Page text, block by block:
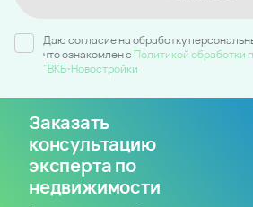
Даю согласие на обработку
что ознакомлен c Политикой
"ВКБ-Новостройки
Заказать
консультацию
эксперта по
недвижимости